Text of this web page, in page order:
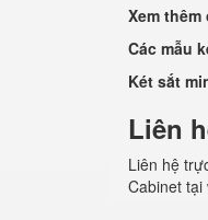
Xem
Các mẫu
Két sắt
Liên
Liên hệ
Cabinet tại